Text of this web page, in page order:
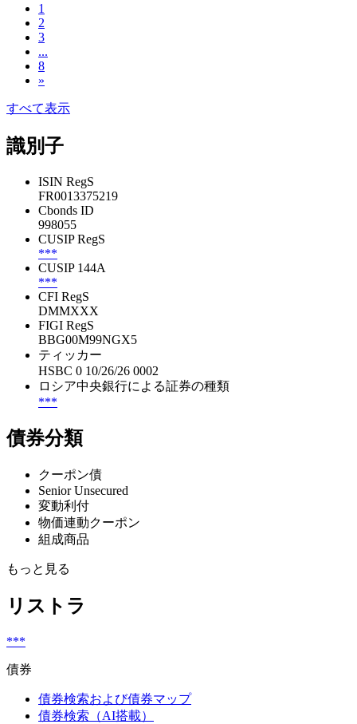
1
2
3
...
8
»
すべて表示
識別子
ISIN RegS
FR0013375219
Cbonds ID
998055
CUSIP RegS
***
CUSIP 144A
***
CFI RegS
DMMXXX
FIGI RegS
BBG00M99NGX5
ティッカー
HSBC 0 10/26/26 0002
ロシア中央銀行による証券の種類
***
債券分類
クーポン債
Senior Unsecured
変動利付
物価連動クーポン
組成商品
もっと見る
リストラ
***
債券
債券検索および債券マップ
債券検索（AI搭載）